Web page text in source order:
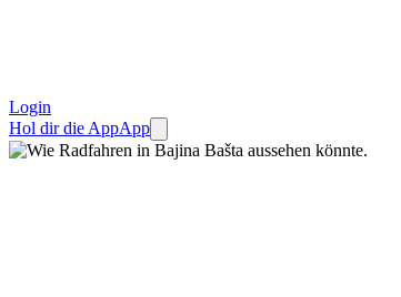
Login
Hol dir die AppApp